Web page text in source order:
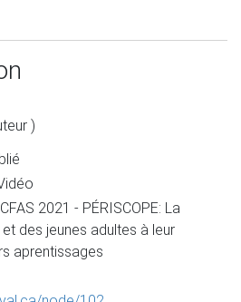
)
2021 - PÉRISCOPE: La
des jeunes adultes à leur
aprentissages